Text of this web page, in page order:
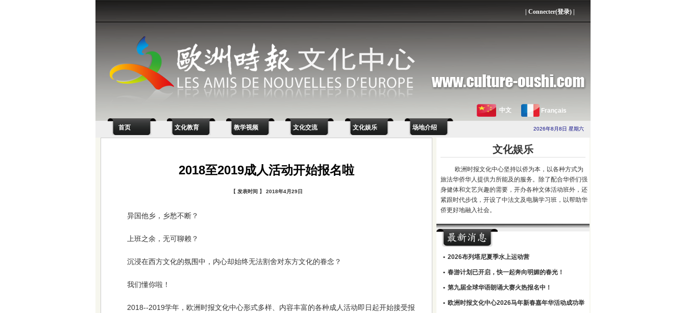
Connecter(登录)
中文 Français
首页 文化教育 教学视频 文化交流 文化娱乐 场地介绍 2026年8月8日 星期六
2018至2019成人活动开始报名啦
【 发表时间 】 2018年4月29日
异国他乡，乡愁不断？
上班之余，无可聊赖？
沉浸在西方文化的氛围中，内心却始终无法割舍对东方文化的眷念？
我们懂你啦！
2018--2019学年，欧洲时报文化中心形式多样、内容丰富的各种成人活动即日起开始接受报
文化娱乐
欧洲时报文化中心坚持以侨为本，以各种方式为
旅法华侨华人提供力所能及的服务。除了配合华侨们强
身健体和文艺兴趣的需要，开办各种文体活动班外，还
紧跟时代步伐，开设了中法文及电脑学习班，以帮助华
侨更好地融入社会。
• 2026布列塔尼夏季水上运动营
• 春游计划已开启，快一起奔向明媚的春光！
• 第九届全球华语朗诵大赛火热报名中！
• 欧洲时报文化中心2026马年新春嘉年华活动成功举